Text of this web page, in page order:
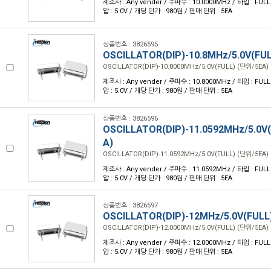
제조사 : Any vender / 주파수 : 10.0000MHz / 타입 :
압 : 5.0V / 개당 단가 : 980원 / 판매 단위 : 5EA
상품번호 : 3826595
OSCILLATOR(DIP)-10.8MHz/
OSCILLATOR(DIP)-10.8000MHz/5.0V(FULL) (단위/5EA)
제조사 : Any vender / 주파수 : 10.8000MHz / 타입 :
압 : 5.0V / 개당 단가 : 980원 / 판매 단위 : 5EA
상품번호 : 3826596
OSCILLATOR(DIP)-11.0592MHz/
A)
OSCILLATOR(DIP)-11.0592MHz/5.0V(FULL) (단위/5EA)
제조사 : Any vender / 주파수 : 11.0592MHz / 타입 :
압 : 5.0V / 개당 단가 : 980원 / 판매 단위 : 5EA
상품번호 : 3826597
OSCILLATOR(DIP)-12MHz/
OSCILLATOR(DIP)-12.0000MHz/5.0V(FULL) (단위/5EA)
제조사 : Any vender / 주파수 : 12.0000MHz / 타입 :
압 : 5.0V / 개당 단가 : 980원 / 판매 단위 : 5EA